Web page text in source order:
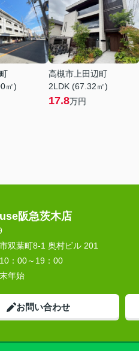
㎡)
高槻市上田辺町
2LDK (67.32㎡)
17.8万円
阪急茨木店
双葉町8-1 奥村ビル 201
10：00～19：00
年始
お問い合わせ